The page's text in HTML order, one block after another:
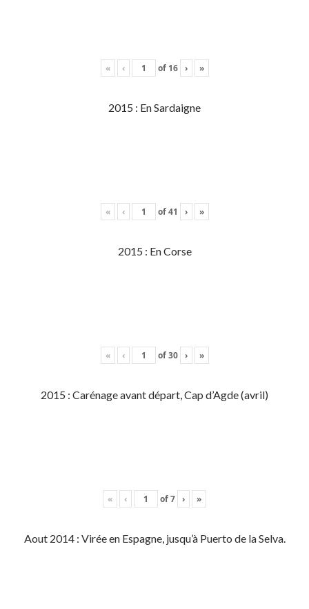
« ‹ of 16 › »
2015 : En Sardaigne
« ‹ of41 › »
2015 : En Corse
« ‹ of30 › »
2015 : Carénage avant départ, Cap d’Agde (avril)
« ‹ of7 › »
Aout 2014 : Virée en Espagne, jusqu’à Puerto de la Selva.